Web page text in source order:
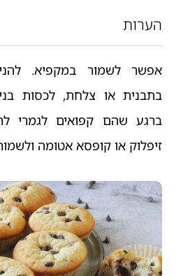
הערות
אפשר לשמור במקפיא.
בתבנית או צלחת, לכסות
ברגע שהם קפואים לגמרי
זיפלוק או קופסא אטומה